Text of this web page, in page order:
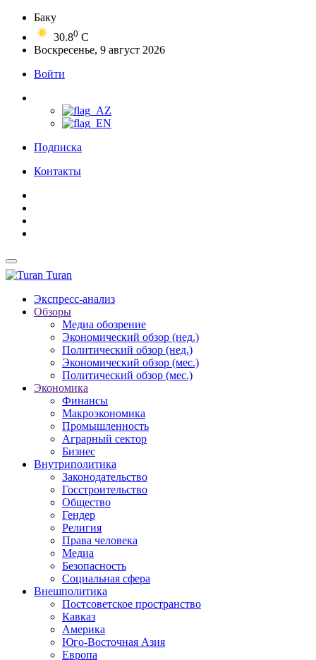
Баку
30.80 C
Воскресенье, 9 август 2026
Войти
Подписка
Контакты
Turan
Экспресс-анализ
Обзоры
Медиа обозрение
Экономический обзор (нед.)
Политический обзор (нед.)
Экономический обзор (мес.)
Политический обзор (мес.)
Экономика
Финансы
Макроэкономика
Промышленность
Аграрный сектор
Бизнес
Внутриполитика
Законодательство
Госстроительство
Общество
Гендер
Религия
Права человека
Медиа
Безопасность
Социальная сфера
Внешполитика
Постсоветское пространство
Кавказ
Америка
Юго-Восточная Азия
Европа